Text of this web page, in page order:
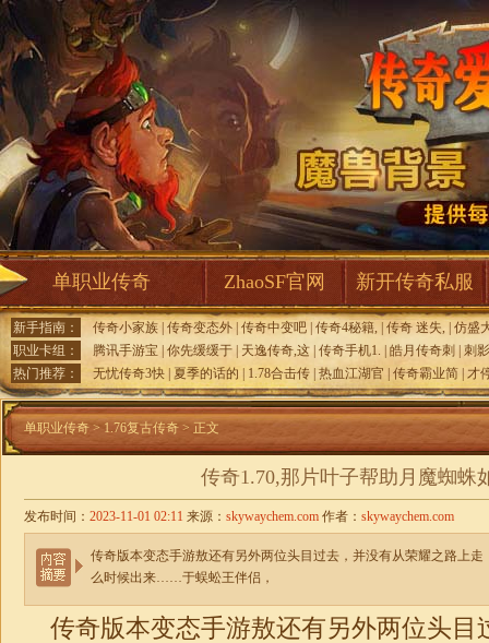
单职业传奇 ZhaoSF官网 新开传奇私服
新手指南： 传奇小家族 传奇变态外 传奇中变吧 传奇4秘籍, 传奇 迷失, 仿盛
职业卡组：
腾讯手游宝 你先缓缓于 天逸传奇,这 传奇手机1. 皓月传奇刺
刺
热门推荐：
无忧传奇3快 夏季的话的 1.78合击传 热血江湖官 传奇霸业简 才
单职业传奇 > 1.76复古传奇 > 正文
传奇1.70,那片叶子帮助月魔蜘蛛
发布时间： 2023-11-01 02:11 来源： skywaychem.com 作者： skywaychem.com
传奇版本变态手游敖还有另外两位头目过去，并没有从荣耀之路上
么时候出来……于蜈蚣王伴侣，
传奇版本变态手游敖还有另外两位头目